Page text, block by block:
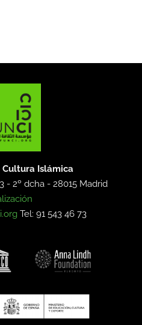
Cultura Islámica
- 2º dcha -28015 Madrid
Tel: 91 543 46 73